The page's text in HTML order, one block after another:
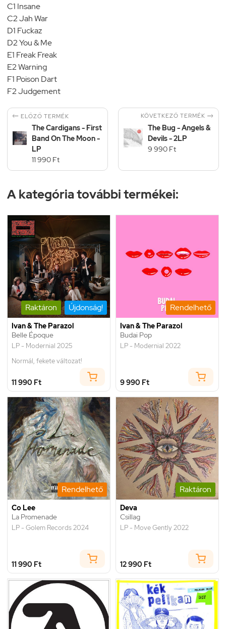
C1 Insane
C2 Jah War
D1 Fuckaz
D2 You & Me
E1 Freak Freak
E2 Warning
F1 Poison Dart
F2 Judgement
 ELŐZŐ TERMÉK
The Cardigans - First
Band On The Moon -
LP
11 990 Ft
KÖVETKEZŐ TERMÉK 
The Bug - Angels &
Devils - 2LP
9 990 Ft
A kategória további termékei:
Raktáron Újdonság!
Ivan & The Parazol
Belle Époque
LP - Modernial 2025
Normál, fekete változat!
11 990 Ft
Rendelhető
Ivan & The Parazol
Budai Pop
LP - Modernial 2022
9 990 Ft
Rendelhető
Co Lee
La Promenade
LP - Golem Records 2024
11 990 Ft
Raktáron
Deva
Csillag
LP - Move Gently 2022
12 990 Ft